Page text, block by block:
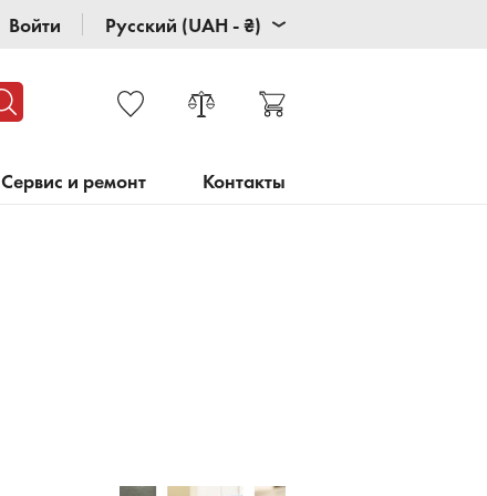
Войти Русский (UAH - ₴)
Сервис и ремонт Контакты